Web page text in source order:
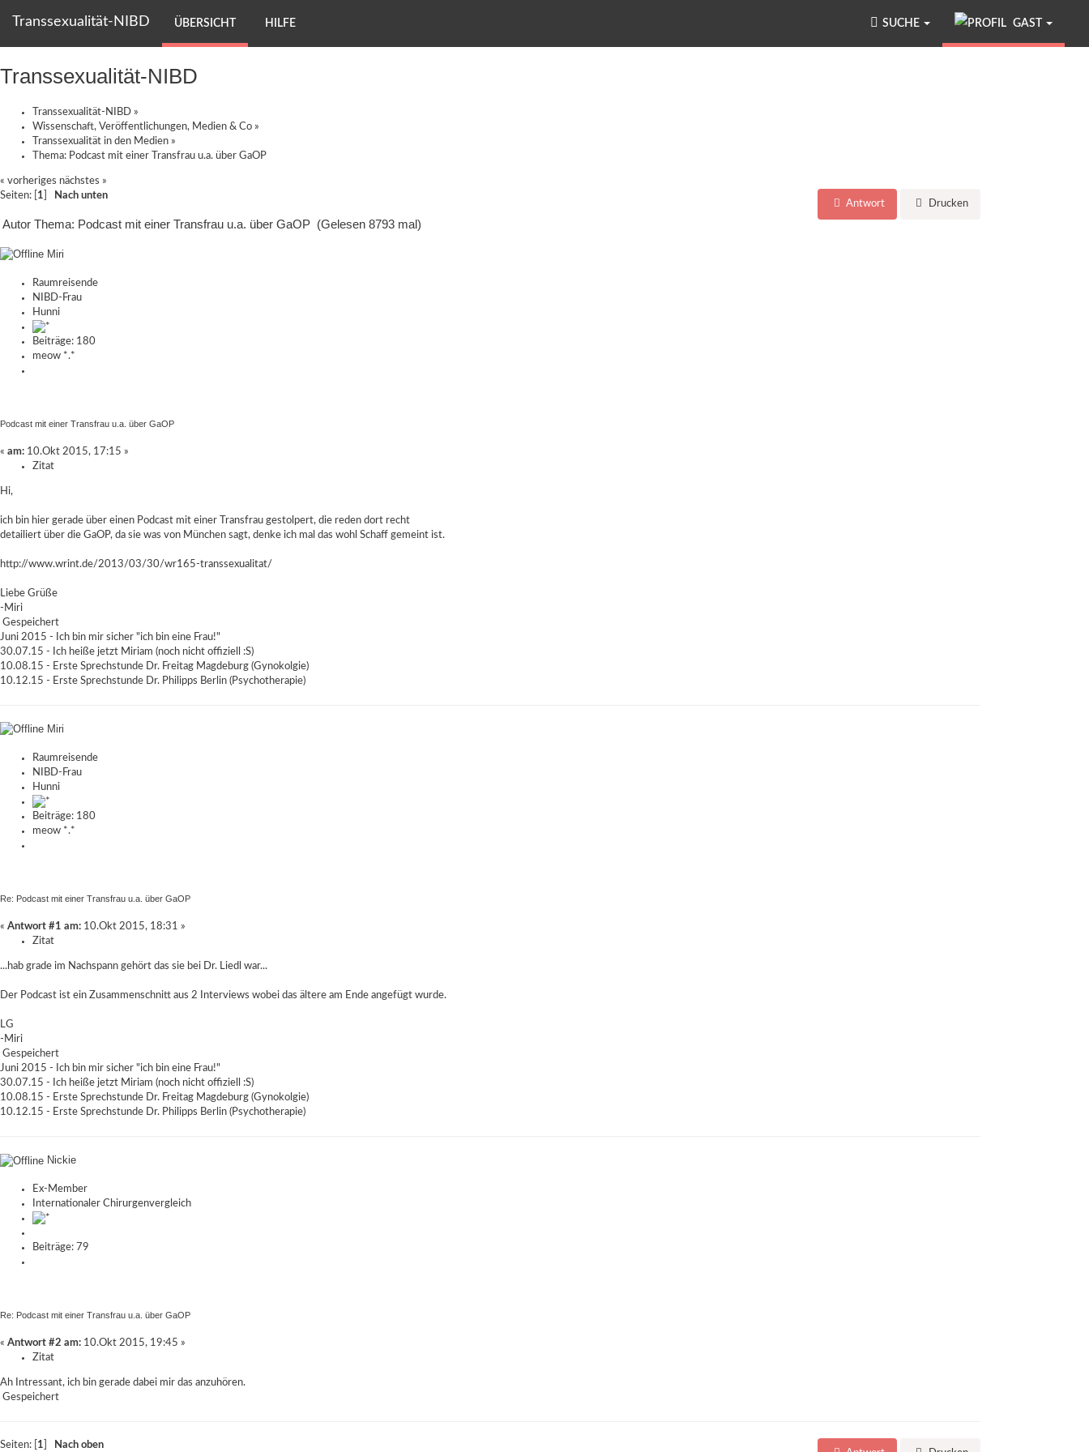
Transsexualität-NIBD ÜBERSICHT HILFE GAST
SUCHE
Transsexualität-NIBD
Transsexualität-NIBD »
Wissenschaft, Veröffentlichungen, Medien & Co »
Transsexualität in den Medien »
Thema: Podcast mit einer Transfrau u.a. über GaOP
« vorheriges nächstes »
Antwort Drucken
Seiten: [ 1 Nach unten
Autor Thema: Podcast mit einer Transfrau u.a. über GaOP (Gelesen 8793 mal)
Miri
Raumreisende
NIBD-Frau
Hunni
Beiträge: 180
meow *.*
Podcast mit einer Transfrau u.a. über GaOP
« am: 10.Okt 2015, 17:15 »
Zitat
Hi,
ich bin hier gerade über einen Podcast mit einer Transfrau gestolpert, die reden dort recht
detailiert über die GaOP, da sie was von München sagt, denke ich mal das wohl Schaff gemeint ist.
http://www.wrint.de/2013/03/30/wr165-transsexualitat/
Liebe Grüße
-Miri
Gespeichert
Juni 2015 - Ich bin mir sicher "ich bin eine Frau!"
30.07.15 - Ich heiße jetzt Miriam (noch nicht offiziell :S)
10.08.15 - Erste Sprechstunde Dr. Freitag Magdeburg (Gynokolgie)
10.12.15 - Erste Sprechstunde Dr. Philipps Berlin (Psychotherapie)
Miri
Raumreisende
NIBD-Frau
Hunni
Beiträge: 180
meow *.*
Re: Podcast mit einer Transfrau u.a. über GaOP
« Antwort #1 am: 10.Okt 2015, 18:31 »
Zitat
...hab grade im Nachspann gehört das sie bei Dr. Liedl war...
Der Podcast ist ein Zusammenschnitt aus 2 Interviews wobei das ältere am Ende angefügt wurde.
LG
-Miri
Gespeichert
Juni 2015 - Ich bin mir sicher "ich bin eine Frau!"
30.07.15 - Ich heiße jetzt Miriam (noch nicht offiziell :S)
10.08.15 - Erste Sprechstunde Dr. Freitag Magdeburg (Gynokolgie)
10.12.15 - Erste Sprechstunde Dr. Philipps Berlin (Psychotherapie)
Nickie
Ex-Member
Internationaler Chirurgenvergleich
Beiträge: 79
Re: Podcast mit einer Transfrau u.a. über GaOP
« Antwort #2 am: 10.Okt 2015, 19:45 »
Zitat
Ah Intressant, ich bin gerade dabei mir das anzuhören.
Gespeichert
Seiten: [ 1 Nach oben